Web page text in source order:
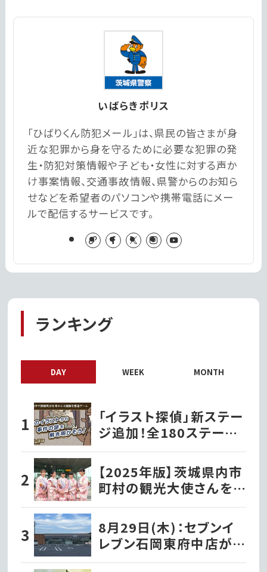
いばらきポリス
「ひばりくん防犯メール」は、県民の皆さまが身
近な犯罪から身を守るために必要な犯罪の発
生・防犯対策情報や子ども・女性に対する声か
け事案情報、交通事故情報、県警からのお知ら
せなどを希望者のパソコンや携帯電話にメー
ルで配信するサービスです。
ランキング
DAY WEEK MONTH
「イラスト探偵」新ステー
ジ追加！全180ステージ・
720問で推理力を試そう
【2025年版】茨城県内市
町村の観光大使さんを
紹介！
8月29日(木)：セブンイ
レブン石岡東府中店が新
規オープン!!